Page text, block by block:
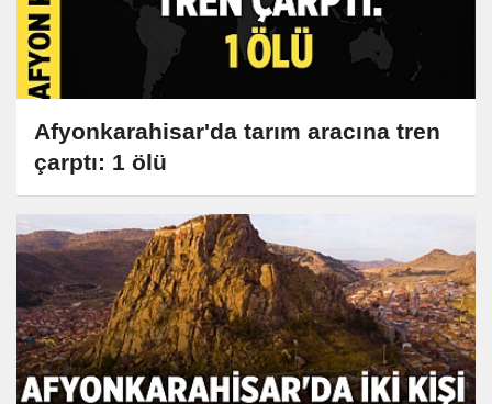
Afyonkarahisar'da tarım aracına tren
çarptı: 1 ölü